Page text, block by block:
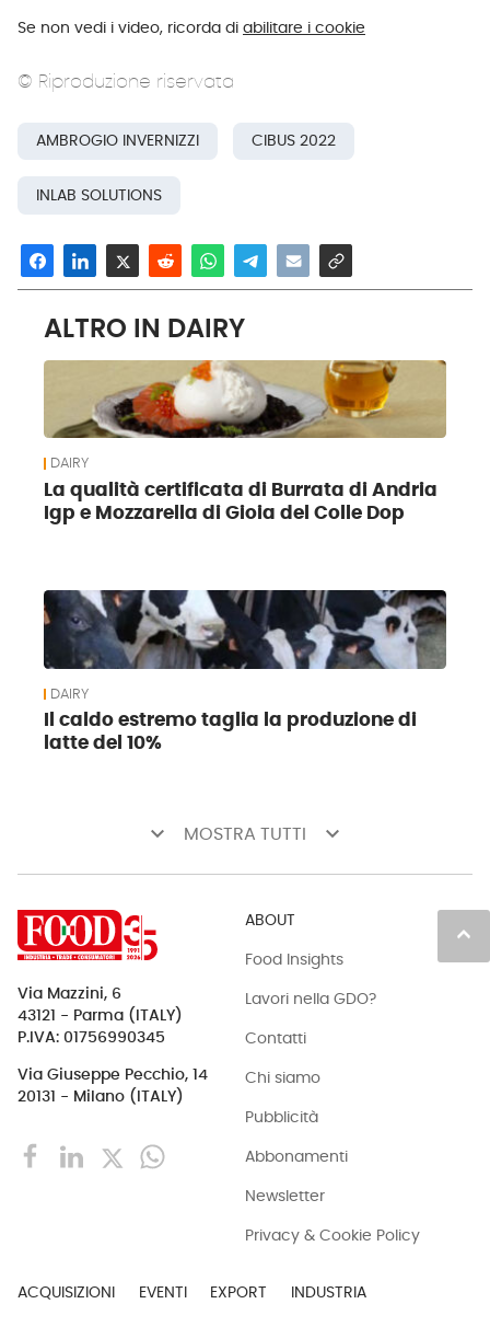
Se non vedi i video, ricorda di abilitare i cookie
© Riproduzione riservata
AMBROGIO INVERNIZZI CIBUS 2022
INLAB SOLUTIONS
ALTRO IN DAIRY
DAIRY
La qualità certificata di Burrata di Andria
Igp e Mozzarella di Gioia del Colle Dop
DAIRY
Il caldo estremo taglia la produzione di
latte del 10%
keyboard_arrow_down MOSTRA TUTTI keyboard_arrow_down
keyboard_arrow_up
Via Mazzini, 6
43121 - Parma (ITALY)
P.IVA: 01756990345
Via Giuseppe Pecchio, 14
20131 - Milano (ITALY)
ABOUT
Food Insights
Lavori nella GDO?
Contatti
Chi siamo
Pubblicità
Abbonamenti
Newsletter
Privacy & Cookie Policy
ACQUISIZIONI EVENTI EXPORT INDUSTRIA